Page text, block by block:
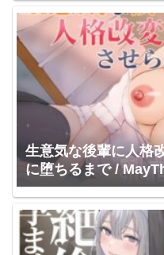
生意気な後輩に人格
に堕ちるまで /